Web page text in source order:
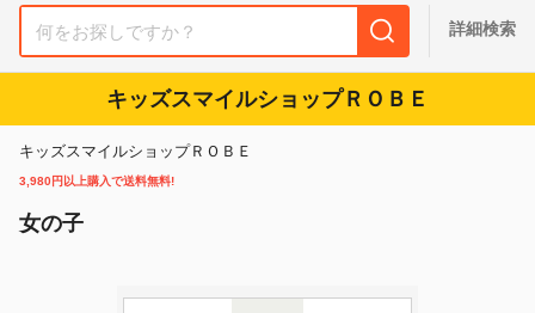
詳細検索
キッズスマイルショップＲＯＢＥ
キッズスマイルショップＲＯＢＥ
3,980円以上購入で送料無料!
女の子
支払い方法
送料無料
Pontaパス特典対象すべて